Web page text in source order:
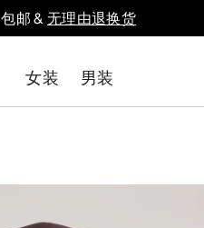
包邮 &无理由退换货
女装 男装